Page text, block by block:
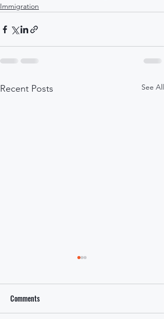
Immigration
Recent Posts See All
Comments